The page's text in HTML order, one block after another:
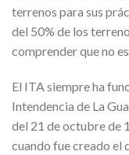
terrenos para sus
del 50% de los
comprender que no
El ITA siempre ha
Intendencia de La
del 21 de octubre de
cuando fue creado el